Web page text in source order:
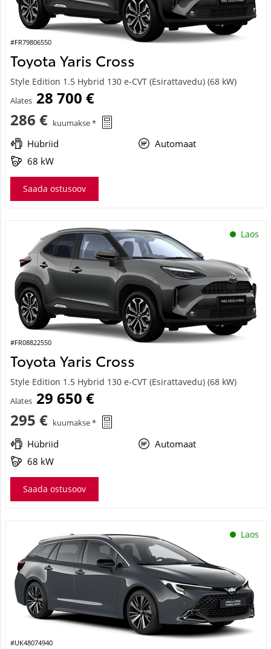
#FR79806550
Toyota Yaris Cross
Style Edition 1.5 Hybrid 130 e-CVT (Esirattavedu) (68 kW)
Alates 28 700 €
286 € kuumakse *
Hübriid
Automaat
68 kW
Saada ostusoov
Laos
#FR08822550
Toyota Yaris Cross
Style Edition 1.5 Hybrid 130 e-CVT (Esirattavedu) (68 kW)
Alates 29 650 €
295 € kuumakse *
Hübriid
Automaat
68 kW
Saada ostusoov
Laos
#UK48074940